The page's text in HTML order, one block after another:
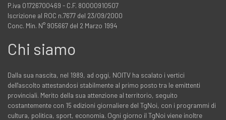
P.iva 01726700469 - C.F. 80000910507
Iscrizione al ROC n.7677 del 23/09/2000
Conc. Min. N° 905667 del 2 Marzo 1994
Chi siamo
Dalla sua nascita, nel 1989, ad oggi, NOITV ha scalato i vertici
dell'ascolto attestandosi stabilmente al primo posto tra le emittenti
provinciali. Merito della sua attenzione al territorio, seguito
costantemente con 15 edizioni giornaliere del TgNoi, con i programmi di
cultura, politica, sport, economia. Ogni giorno il TgNoi viene inoltre